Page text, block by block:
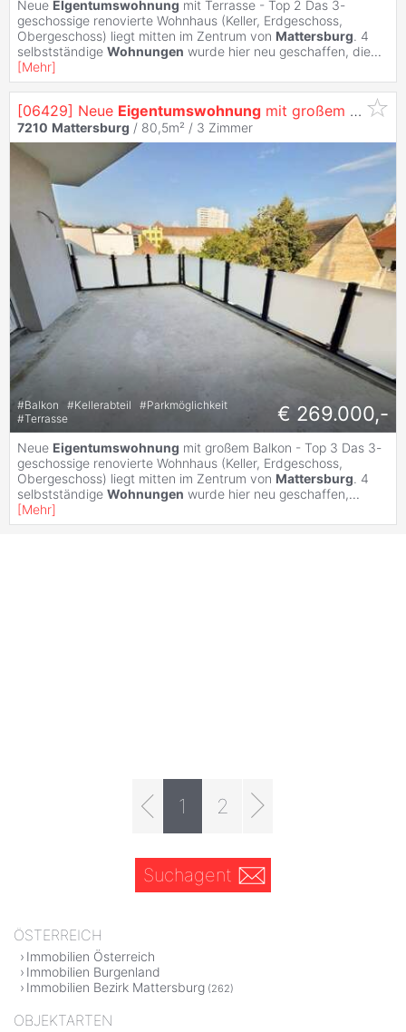
Neue EIgentumswohnung mit Terrasse - Top 2 Das 3-
geschossige renovierte Wohnhaus (Keller, Erdgeschoss,
Obergeschoss) liegt mitten im Zentrum von Mattersburg. 4
selbstständige Wohnungen wurde hier neu geschaffen, die...
[Mehr]
[06429] Neue Eigentumswohnung mit großem Balkon - Top 3
7210 Mattersburg / 80,5m² / 3 Zimmer
#Balkon #Kellerabteil #Parkmöglichkeit
#Terrasse € 269.000,-
Neue Eigentumswohnung mit großem Balkon - Top 3 Das 3-
geschossige renovierte Wohnhaus (Keller, Erdgeschoss,
Obergeschoss) liegt mitten im Zentrum von Mattersburg. 4
selbstständige Wohnungen wurde hier neu geschaffen,...
[Mehr]
1 2
Suchagent
ÖSTERREICH
Immobilien Österreich
Immobilien Burgenland
Immobilien Bezirk Mattersburg (262)
OBJEKTARTEN